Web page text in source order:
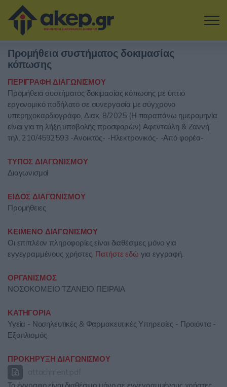
Μετάβαση στο κύριο περιεχόμενο
Η εταιρία
Αναζήτηση Διαγωνισμών
Δοκιμάστε την Υπηρεσία
Επικοινωνία
Σύνδεση
Είσοδος
Προμήθεια συστήματος δοκιμασίας
κόπωσης
ΠΕΡΙΓΡΑΦΗ ΔΙΑΓΩΝΙΣΜΟΥ
Προμήθεια συστήματος δοκιμασίας κόπωσης με ύπτιο
εργονομικό ποδήλατο σε συνεργασία με σύγχρονο
υπερηχοκαρδιογράφο, Διακ. 8/2025 (Η παραπάνω ημερομηνία
είναι για τη λήξη υποβολής προσφορών) Αφεντούλη & Ζαννή,
τηλ. 210/4592593 -Ανοικτός- -Ηλεκτρονικός- -Από φορέα-
ΤΥΠΟΣ ΔΙΑΓΩΝΙΣΜΟΥ
Διαγωνισμοί
ΕΙΔΟΣ ΔΙΑΓΩΝΙΣΜΟΥ
Προμήθειες
ΚΕΙΜΕΝΟ ΔΙΑΓΩΝΙΣΜΟΥ
Οι επιπλέον πληροφορίες είναι διαθέσιμες μόνο για
εγγεγραμμένους χρήστες. Πατήστε εδώ για εγγραφή.
ΟΡΓΑΝΙΣΜΟΣ
ΝΟΣΟΚΟΜΕΙΟ ΤΖΑΝΕΙΟ ΠΕΙΡΑΙΑ
ΚΑΤΗΓΟΡΙΑ
Υγεία - Νοσηλευτικές & Φαρμακευτικές Υπηρεσίες - Προιόντα -
Εξοπλισμός
ΠΡΟΚΗΡΥΞΗ ΔΙΑΓΩΝΙΣΜΟΥ